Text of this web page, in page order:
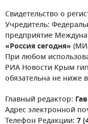
Свидетельство о
Учредитель:
предприятие
«Россия сегодня»
При любом
РИА Новости Крым
обязательна не ниже
Главный редактор:
Адрес электронной
Телефон Редакции: 7